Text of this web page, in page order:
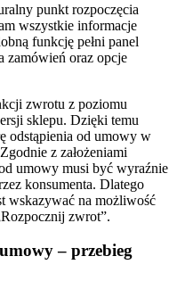
punkt rozpoczęcia
wszystkie informacje
funkcję pełni panel
zamówień oraz opcje
zwrotu z poziomu
sklepu. Dzięki temu
odstąpienia od umowy w
z założeniami
umowy musi być wyraźnie
konsumenta. Dlatego
wskazywać na możliwość
zwrot”.
– przebieg